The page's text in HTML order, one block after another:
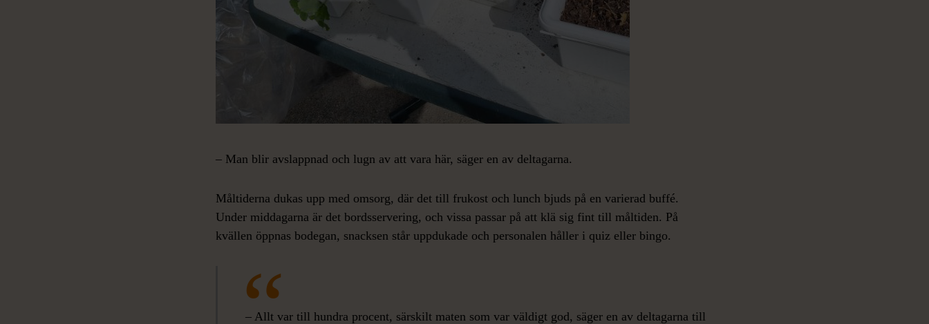
– Man blir avslappnad och lugn av att vara här, säger en av deltagarna.
Måltiderna dukas upp med omsorg, där det till frukost och lunch bjuds på en varierad buffé.
Under middagarna är det bordsservering, och vissa passar på att klä sig fint till måltiden. På
kvällen öppnas bodegan, snacksen står uppdukade och personalen håller i quiz eller bingo.
– Allt var till hundra procent, särskilt maten som var väldigt god, säger en av deltagarna till